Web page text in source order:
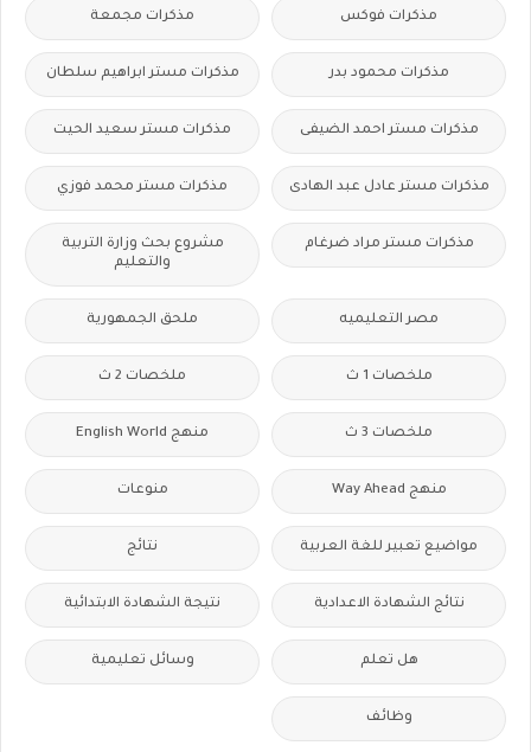
مذكرات فوكس مذكرات مجمعة
مذكرات محمود بدر مذكرات مستر ابراهيم سلطان
مذكرات مستر احمد الضيفى مذكرات مستر سعيد الحيت
مذكرات مستر عادل عبد الهادى مذكرات مستر محمد فوزي
مذكرات مستر مراد ضرغام
مشروع بحث وزارة التربية
والتعليم
مصر التعليميه ملحق الجمهورية
ملخصات 1 ث ملخصات 2 ث
ملخصات 3 ث منهج English World
منهج Way Ahead منوعات
مواضيع تعبير للغة العربية نتائج
نتائج الشهادة الاعدادية نتيجة الشهادة الابتدائية
هل تعلم وسائل تعليمية
وظائف